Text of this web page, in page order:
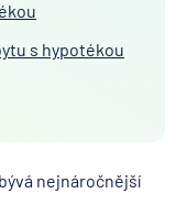
s hypotékou
nejnáročnější